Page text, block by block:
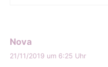
Nova
21/11/2019 um 6:25 Uhr